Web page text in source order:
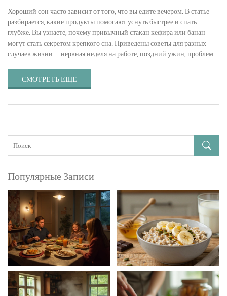
Хороший сон часто зависит от того, что вы едите вечером. В статье
разбирается, какие продукты помогают уснуть быстрее и спать
глубже. Вы узнаете, почему привычный стакан кефира или банан
могут стать секретом крепкого сна. Приведены советы для разных
случаев жизни — нервная неделя на работе, поздний ужин, проблемы
приготовить за пять минут.
СМОТРЕТЬ ЕЩЕ
Популярные Записи